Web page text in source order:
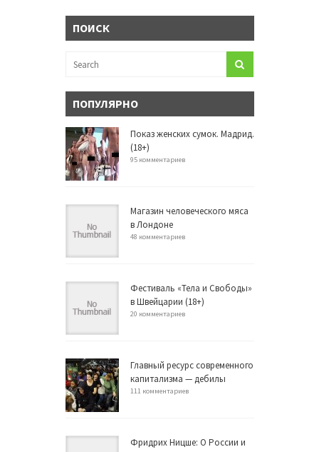
ПОИСК
ПОПУЛЯРНО
Показ женских сумок. Мадрид.
(18+)
95 комментариев
Магазин человеческого мяса
в Лондоне
48 комментариев
Фестиваль «Тела и Свободы»
в Швейцарии (18+)
20 комментариев
Главный ресурс современного
капитализма — дебилы
111 комментариев
Фридрих Ницше: О России и